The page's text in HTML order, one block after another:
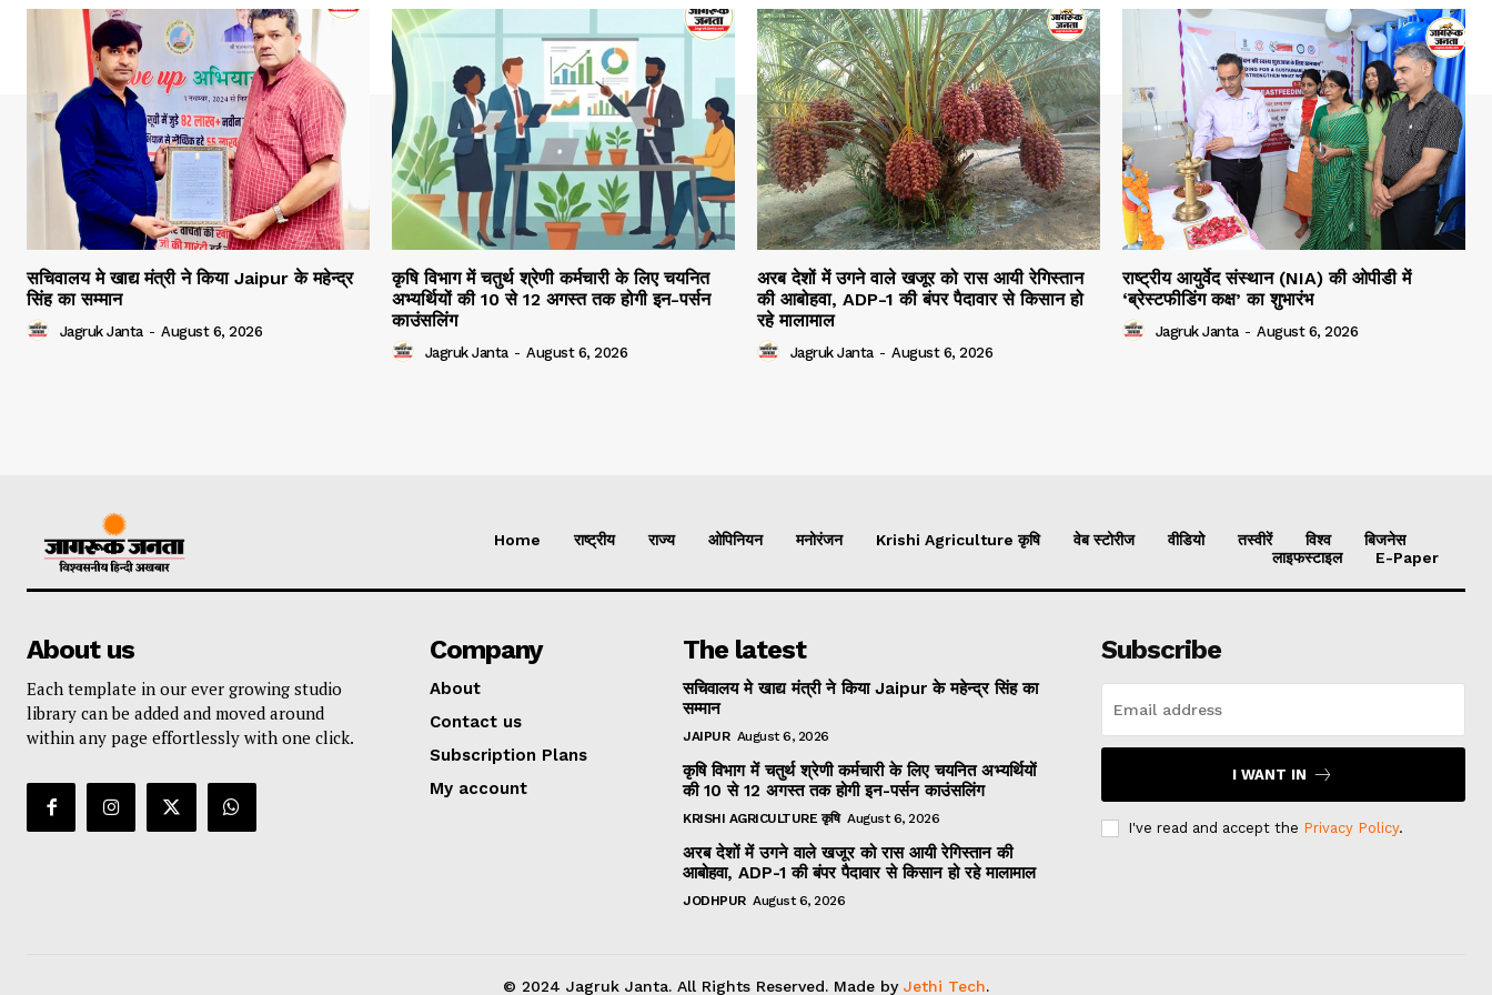
सचिवालय मे खाद्य मंत्री ने किया Jaipur के महेन्द्र
सिंह का सम्मान
Jagruk Janta - August 6, 2026
कृषि विभाग में चतुर्थ श्रेणी कर्मचारी के लिए चयनित
अभ्यर्थियों की 10 से 12 अगस्त तक होगी इन-पर्सन
काउंसलिंग
Jagruk Janta - August 6, 2026
अरब देशों में उगने वाले खजूर को रास आयी रेगिस्तान
की आबोहवा, ADP-1 की बंपर पैदावार से किसान हो
रहे मालामाल
Jagruk Janta - August 6, 2026
राष्ट्रीय आयुर्वेद संस्थान (NIA) की ओपीडी में
‘ब्रेस्टफीडिंग कक्ष’ का शुभारंभ
Jagruk Janta - August 6, 2026
Home राष्ट्रीय राज्य ओपिनियन मनोरंजन Krishi Agriculture कृषि वेब स्टोरीज वीडियो तस्वीरें विश्व
बिजनेस
लाइफस्टाइल
E-Paper
About us
Each template in our ever growing studio
library can be added and moved around
within any page effortlessly with one click.
Company
About
Contact us
Subscription Plans
My account
The latest
सचिवालय मे खाद्य मंत्री ने किया Jaipur के महेन्द्र सिंह का
सम्मान
JAIPUR August 6, 2026
कृषि विभाग में चतुर्थ श्रेणी कर्मचारी के लिए चयनित अभ्यर्थियों
की 10 से 12 अगस्त तक होगी इन-पर्सन काउंसलिंग
KRISHI AGRICULTURE कृषि August 6, 2026
अरब देशों में उगने वाले खजूर को रास आयी रेगिस्तान की
आबोहवा, ADP-1 की बंपर पैदावार से किसान हो रहे मालामाल
JODHPUR August 6, 2026
Subscribe
I WANT IN
I've read and accept the Privacy Policy.
© 2024 Jagruk Janta. All Rights Reserved. Made by Jethi Tech.